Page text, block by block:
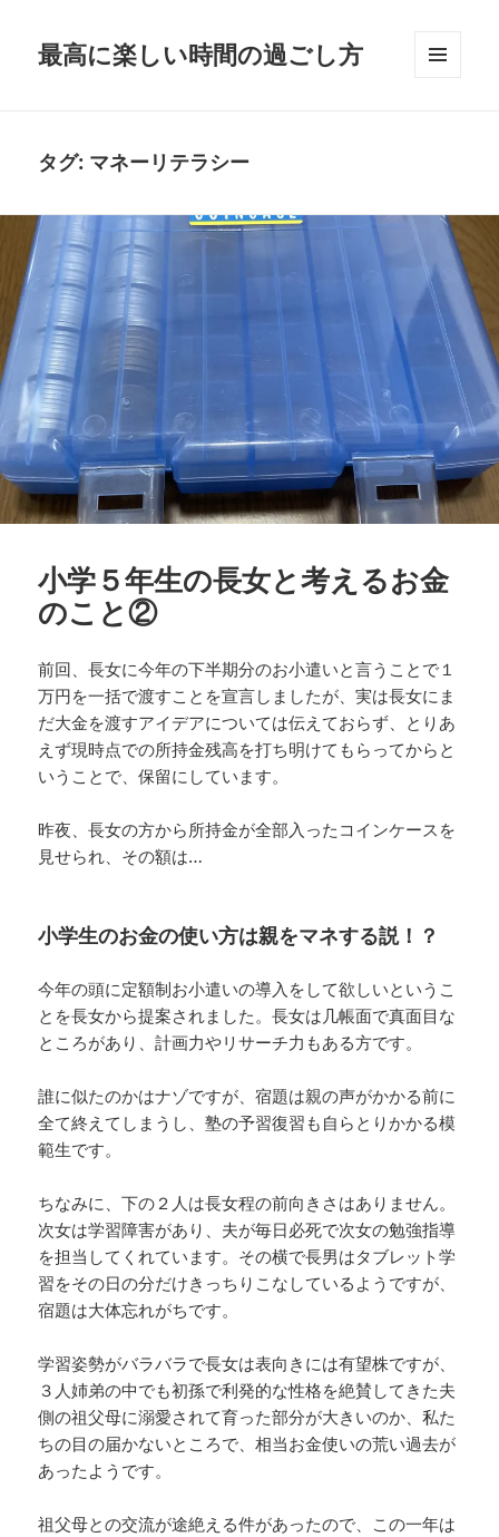
最高に楽しい時間の過ごし方
タグ: マネーリテラシー
小学５年生の長女と考えるお金
のこと②
前回、長女に今年の下半期分のお小遣いと言うことで１
万円を一括で渡すことを宣言しましたが、実は長女にま
だ大金を渡すアイデアについては伝えておらず、とりあ
えず現時点での所持金残高を打ち明けてもらってからと
いうことで、保留にしています。
昨夜、長女の方から所持金が全部入ったコインケースを
見せられ、その額は…
小学生のお金の使い方は親をマネする説！？
今年の頭に定額制お小遣いの導入をして欲しいというこ
とを長女から提案されました。長女は几帳面で真面目な
ところがあり、計画力やリサーチ力もある方です。
誰に似たのかはナゾですが、宿題は親の声がかかる前に
全て終えてしまうし、塾の予習復習も自らとりかかる模
範生です。
ちなみに、下の２人は長女程の前向きさはありません。
次女は学習障害があり、夫が毎日必死で次女の勉強指導
を担当してくれています。その横で長男はタブレット学
習をその日の分だけきっちりこなしているようですが、
宿題は大体忘れがちです。
学習姿勢がバラバラで長女は表向きには有望株ですが、
３人姉弟の中でも初孫で利発的な性格を絶賛してきた夫
側の祖父母に溺愛されて育った部分が大きいのか、私た
ちの目の届かないところで、相当お金使いの荒い過去が
あったようです。
祖父母との交流が途絶える件があったので、この一年は